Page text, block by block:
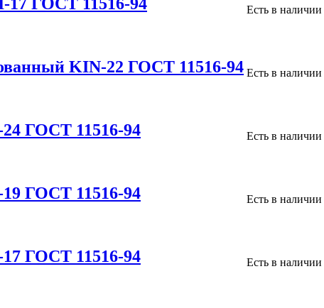
17 ГОСТ 11516-94 Есть в наличии
KIN-22 ГОСТ 11516-94 Есть в наличии
ГОСТ 11516-94 Есть в наличии
ГОСТ 11516-94 Есть в наличии
ГОСТ 11516-94 Есть в наличии